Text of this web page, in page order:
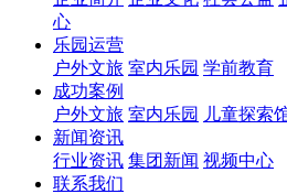
心
乐园运营
户外文旅 室内乐园 学前教育
成功案例
户外文旅 室内乐园
儿童探索
新闻资讯
行业资讯 集团新闻 视频中心
联系我们